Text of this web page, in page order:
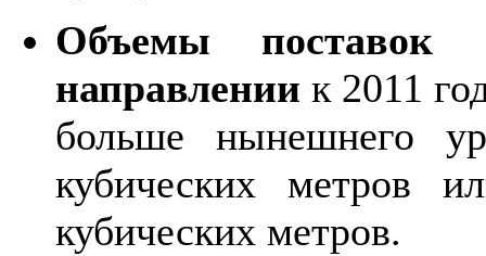
Объемы поставок
направлении к 2011
больше нынешнего
кубических метров
кубических метров.